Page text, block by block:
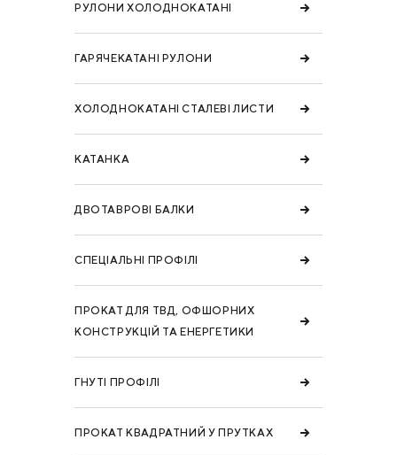
РУЛОНИ ХОЛОДНОКАТАНІ
ГАРЯЧЕКАТАНІ РУЛОНИ
ХОЛОДНОКАТАНІ СТАЛЕВІ ЛИСТИ
КАТАНКА
ДВОТАВРОВІ БАЛКИ
СПЕЦІАЛЬНІ ПРОФІЛІ
ПРОКАТ ДЛЯ ТВД, ОФШОРНИХ
КОНСТРУКЦІЙ ТА ЕНЕРГЕТИКИ
ГНУТІ ПРОФІЛІ
ПРОКАТ КВАДРАТНИЙ У ПРУТКАХ